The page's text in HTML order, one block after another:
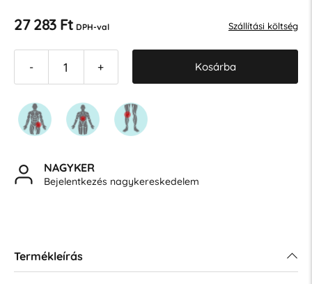
27 283 Ft DPH-val Szállítási költség
- + Kosárba
NAGYKER
Bejelentkezés nagykereskedelem
Termékleírás